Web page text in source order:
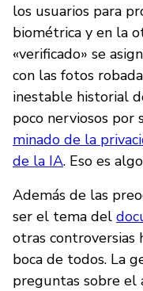
los usuarios para
biométrica y en la
«verificado» se
con las fotos
inestable historial
poco nerviosos por
minado de la
de la IA. Eso es
Además de las
ser el tema del
otras controversias
boca de todos. La
preguntas sobre el